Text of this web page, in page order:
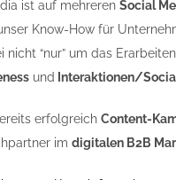
ist auf mehreren Social
Know-How für
nicht “nur” um das
und Interaktionen/
erfolgreich Content-
im digitalen B2B